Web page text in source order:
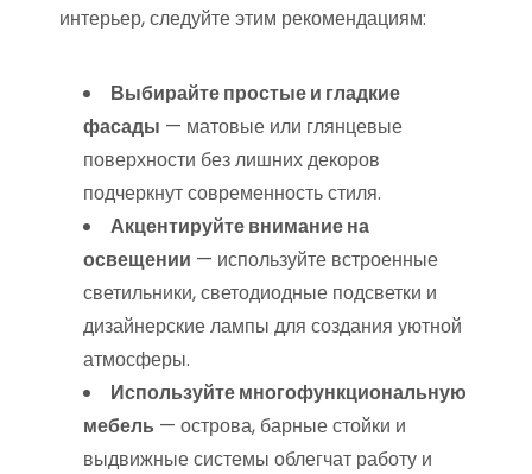
интерьер, следуйте этим рекомендациям:
Выбирайте простые и гладкие
фасады — матовые или глянцевые
поверхности без лишних декоров
подчеркнут современность стиля.
Акцентируйте внимание на
освещении — используйте встроенные
светильники, светодиодные подсветки и
дизайнерские лампы для создания уютной
атмосферы.
Используйте многофункциональную
мебель — острова, барные стойки и
выдвижные системы облегчат работу и